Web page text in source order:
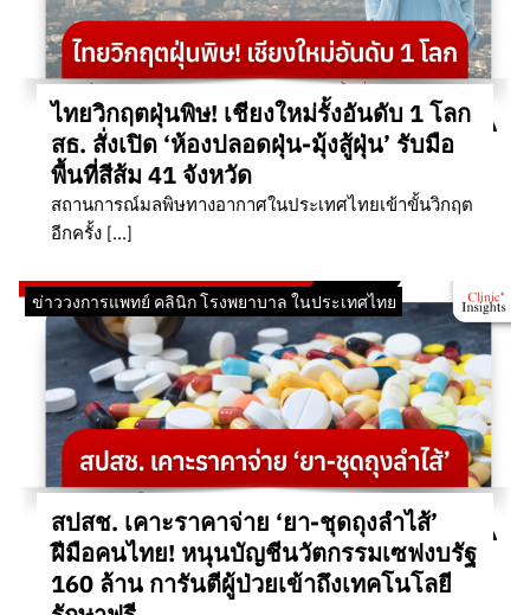
ไทยวิกฤตฝุ่นพิษ! เชียงใหม่รั้งอันดับ 1 โลก
สธ. สั่งเปิด ‘ห้องปลอดฝุ่น-มุ้งสู้ฝุ่น’ รับมือ
พื้นที่สีส้ม 41 จังหวัด
สถานการณ์มลพิษทางอากาศในประเทศไทยเข้าขั้นวิกฤต
อีกครั้ง […]
ข่าววงการแพทย์ คลินิก โรงพยาบาล ในประเทศไทย
สปสช. เคาะราคาจ่าย ‘ยา-ชุดถุงลำไส้’
ฝีมือคนไทย! หนุนบัญชีนวัตกรรมเซฟงบรัฐ
160 ล้าน การันตีผู้ป่วยเข้าถึงเทคโนโลยี